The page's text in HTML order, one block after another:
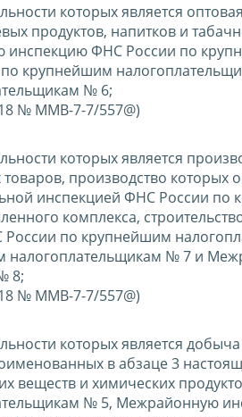
которых является
продуктов, напитков и
инспекцию ФНС России по
крупнейшим
№ 6;
№ ММВ-7-7/557@)
которых является
производство которых
инспекцией ФНС России по
комплекса,
по крупнейшим
№ 7 и
8;
№ ММВ-7-7/557@)
которых является
в абзаце 3
веществ и химических
№ 5, Межрайонную